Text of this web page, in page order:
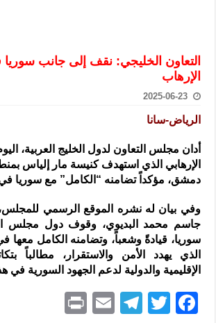
سوريا تبحث مع الإيسيسكو التعاون في البحث
التعاون الخليجي: نقف إلى جانب
الإرهاب
2025-06-23
الرياض-سانا
أدان مجلس التعاون لدول الخليج العربية،
الإرهابي الذي استهدف كنيسة مار إلياس
دمشق، مؤكداً تضامنه “الكامل” مع سوريا
وفي بيان له نشره الموقع الرسمي للمجلس،
جاسم محمد البديوي، وقوف دول مجلس
سوريا، قيادةً وشعباً، وتضامنه الكامل معها
الذي يهدد الأمن والاستقرار، مطالباً
الإقليمية والدولية لدعم الجهود السورية في
F
T
T
E